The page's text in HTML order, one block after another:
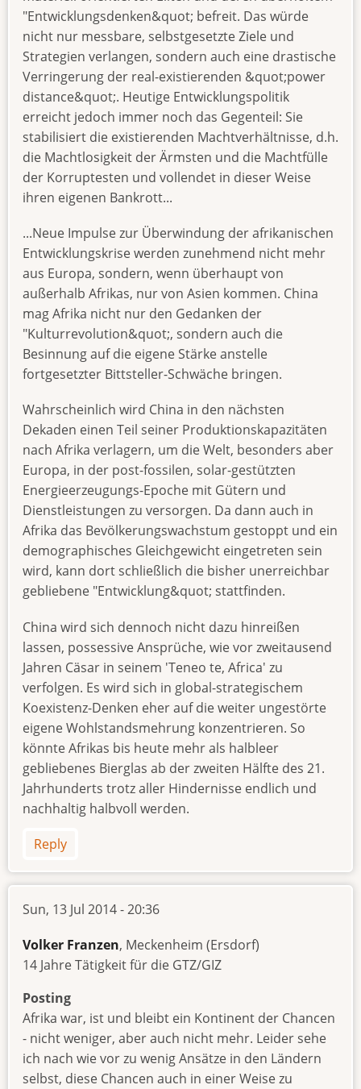
"Entwicklungsdenken&quot; befreit. Das würde
nicht nur messbare, selbstgesetzte Ziele und
Strategien verlangen, sondern auch eine drastische
Verringerung der real-existierenden &quot;power
distance&quot;. Heutige Entwicklungspolitik
erreicht jedoch immer noch das Gegenteil: Sie
stabilisiert die existierenden Machtverhältnisse, d.h.
die Machtlosigkeit der Ärmsten und die Machtfülle
der Korruptesten und vollendet in dieser Weise
ihren eigenen Bankrott...
...Neue Impulse zur Überwindung der afrikanischen
Entwicklungskrise werden zunehmend nicht mehr
aus Europa, sondern, wenn überhaupt von
außerhalb Afrikas, nur von Asien kommen. China
mag Afrika nicht nur den Gedanken der
"Kulturrevolution&quot;, sondern auch die
Besinnung auf die eigene Stärke anstelle
fortgesetzter Bittsteller-Schwäche bringen.
Wahrscheinlich wird China in den nächsten
Dekaden einen Teil seiner Produktionskapazitäten
nach Afrika verlagern, um die Welt, besonders aber
Europa, in der post-fossilen, solar-gestützten
Energieerzeugungs-Epoche mit Gütern und
Dienstleistungen zu versorgen. Da dann auch in
Afrika das Bevölkerungswachstum gestoppt und ein
demographisches Gleichgewicht eingetreten sein
wird, kann dort schließlich die bisher unerreichbar
gebliebene "Entwicklung&quot; stattfinden.
China wird sich dennoch nicht dazu hinreißen
lassen, possessive Ansprüche, wie vor zweitausend
Jahren Cäsar in seinem 'Teneo te, Africa' zu
verfolgen. Es wird sich in global-strategischem
Koexistenz-Denken eher auf die weiter ungestörte
eigene Wohlstandsmehrung konzentrieren. So
könnte Afrikas bis heute mehr als halbleer
gebliebenes Bierglas ab der zweiten Hälfte des 21.
Jahrhunderts trotz aller Hindernisse endlich und
nachhaltig halbvoll werden.
Reply
Sun, 13 Jul 2014 - 20:36
Volker Franzen, Meckenheim (Ersdorf)
14 Jahre Tätigkeit für die GTZ/GIZ
Posting
Afrika war, ist und bleibt ein Kontinent der Chancen
- nicht weniger, aber auch nicht mehr. Leider sehe
ich nach wie vor zu wenig Ansätze in den Ländern
selbst, diese Chancen auch in einer Weise zu